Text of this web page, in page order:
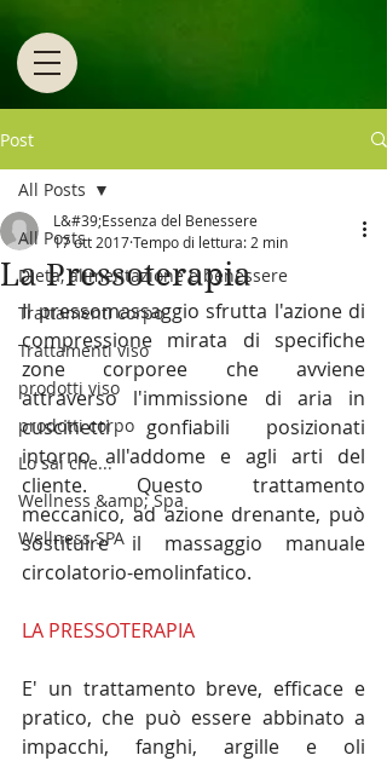
Post
All Posts
Dieta, alimentazione e benessere
Trattamenti corpo
Trattamenti viso
prodotti viso
prodotti corpo
Lo sai che...
Wellness &amp; Spa
Wellness SPA
All Posts
La Pressoterapia
L&#39;Essenza del Benessere
17 ott 2017Tempo di lettura: 2 min
Il pressomassaggio sfrutta l'azione di
compressione mirata di specifiche
zone corporee che avviene
attraverso l'immissione di aria in
cuscinetti gonfiabili posizionati
intorno all'addome e agli arti del
cliente. Questo trattamento
meccanico, ad azione drenante, può
sostituire il massaggio manuale
circolatorio-emolinfatico.
LA PRESSOTERAPIA
E' un trattamento breve, efficace e
pratico, che può essere abbinato a
impacchi, fanghi, argille e oli